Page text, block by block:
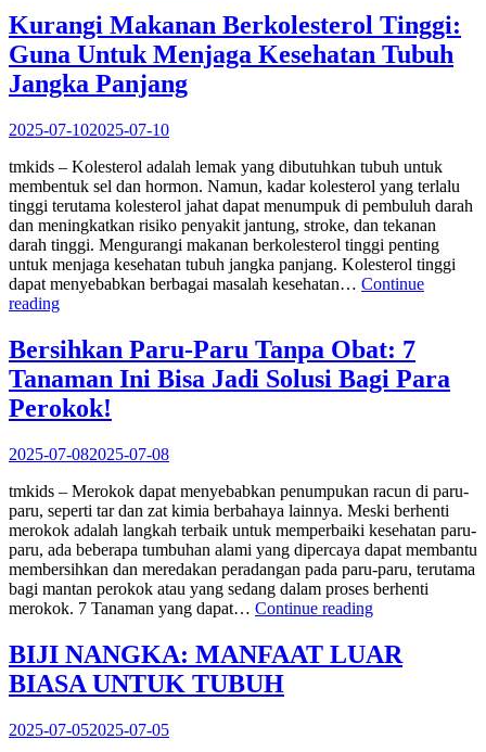
Oregano:
Tumbuhan
Kecil
Kurangi Makanan Berkolesterol Tinggi:
Guna Untuk Menjaga Kesehatan Tubuh
Jangka Panjang
2025-07-102025-07-10
tmkids – Kolesterol adalah lemak yang dibutuhkan tubuh untuk
membentuk sel dan hormon. Namun, kadar kolesterol yang terlalu
tinggi terutama kolesterol jahat dapat menumpuk di pembuluh darah
dan meningkatkan risiko penyakit jantung, stroke, dan tekanan
darah tinggi. Mengurangi makanan berkolesterol tinggi penting
untuk menjaga kesehatan tubuh jangka panjang. Kolesterol tinggi
dapat menyebabkan berbagai masalah kesehatan… Continue
reading“Kurangi
Berkolesterol
Tinggi:
Guna
Untuk
Menjaga
Tubuh
Panjang”
Bersihkan Paru-Paru Tanpa Obat: 7
Tanaman Ini Bisa Jadi Solusi Bagi Para
Perokok!
2025-07-082025-07-08
tmkids – Merokok dapat menyebabkan penumpukan racun di paru-
paru, seperti tar dan zat kimia berbahaya lainnya. Meski berhenti
merokok adalah langkah terbaik untuk memperbaiki kesehatan paru-
paru, ada beberapa tumbuhan alami yang dipercaya dapat membantu
membersihkan dan meredakan peradangan pada paru-paru, terutama
bagi mantan perokok atau yang sedang dalam proses berhenti
merokok. 7 Tanaman yang dapat… Continue reading“Bersihkan
Paru
Tanpa
BIJI NANGKA: MANFAAT LUAR
BIASA UNTUK TUBUH
2025-07-052025-07-05